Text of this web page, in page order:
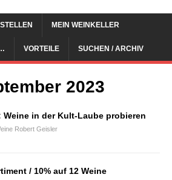
MEIN WEINKELLER
VORTEILE SUCHEN / ARCHIV
2023
Weine in der Kult-Laube probieren
Robert Geisler
/ 10% auf 12 Weine